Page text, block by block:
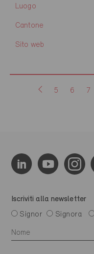
Luogo
Cantone
Sito web
5 6 7
Iscriviti alla newsletter
Signor
Signora